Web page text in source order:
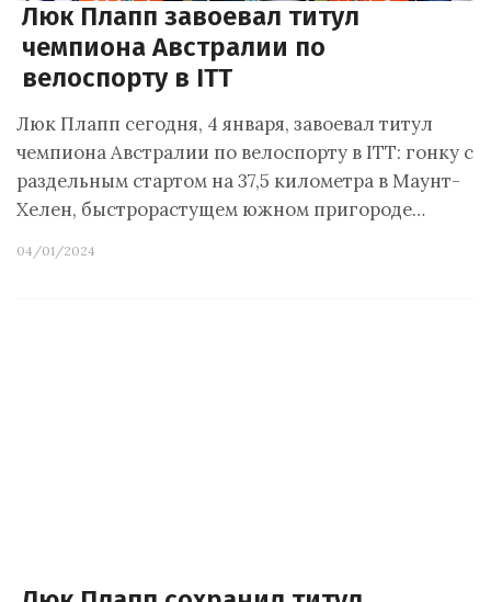
Люк Плапп завоевал титул
чемпиона Австралии по
велоспорту в ITT
Люк Плапп сегодня, 4 января, завоевал титул
чемпиона Австралии по велоспорту в ITT: гонку с
раздельным стартом на 37,5 километра в Маунт-
Хелен, быстрорастущем южном пригороде…
04/01/2024